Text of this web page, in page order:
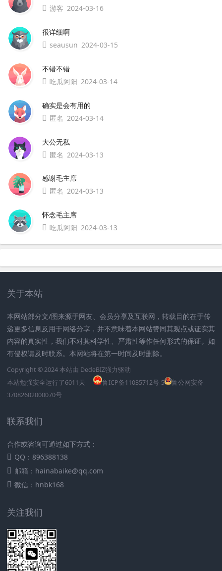
游客 2024-03-16
很详细啊
seausun 2024-03-15
不错不错
吃瓜阿阳 2024-03-14
确实是会有用的
匿名 2024-03-14
大公无私
匿名 2024-03-13
感谢毛主席
匿名 2024-03-13
怀念毛主席
吃瓜阿阳 2024-03-13
关于本站
本网站部分文/图来源于网友、会员分享及互联网，转载目的在于传
递更多信息及用于网络分享，并不意味着本网站赞同其观点或证实其
内容的真实性，我们不对其科学性、严肃性等作任何形式的保证。如
有侵权请及时联系。本网站将在第一时间及时删除。
Copyright © 2024 本站由 DedeBIZ强力驱动
本站勉强安全运行了6011天 鲁ICP备11035712号-5
鲁公网安备
37082602000070号
联系我们
合作或咨询可通过如下方式：
QQ：896388138
邮箱：hainabaike@qq.com
微信：hnbk168
关注我们